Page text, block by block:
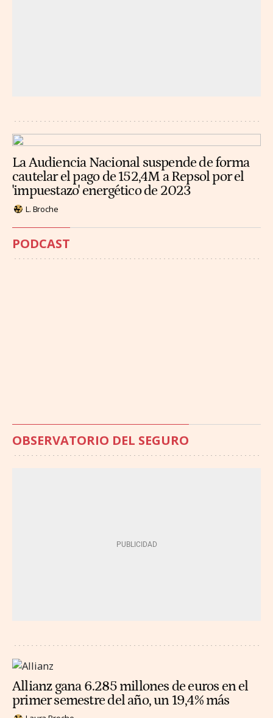
La Audiencia Nacional suspende de forma
cautelar el pago de 152,4M a Repsol por el
'impuestazo' energético de 2023
L. Broche
PODCAST
OBSERVATORIO DEL SEGURO
Allianz gana 6.285 millones de euros en el
primer semestre del año, un 19,4% más